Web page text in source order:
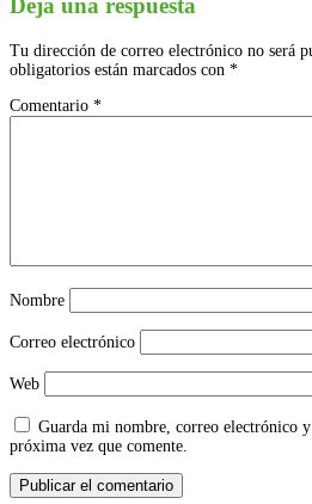
entradas
Deja una respuesta
Tu dirección de correo electrónico no será
obligatorios están marcados con *
Comentario *
Nombre
Correo electrónico
Web
Guarda mi nombre, correo electrónico
próxima vez que comente.